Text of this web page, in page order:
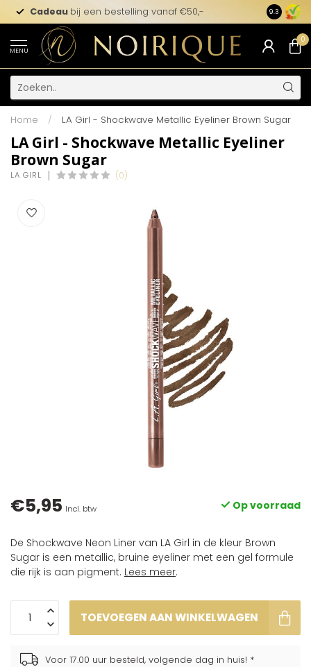
Cadeau bij een bestelling vanaf €50,- 9.3
MENU
0
Home / LA Girl - Shockwave Metallic Eyeliner Brown Sugar
LA Girl - Shockwave Metallic Eyeliner
Brown Sugar
LA GIRL (0)
€5,95 Incl. btw Op voorraad
De Shockwave Neon Liner van LA Girl in de kleur Brown
Sugar is een metallic, bruine eyeliner met een gel formule
die rijk is aan pigment. Lees meer.
TOEVOEGEN AAN WINKELWAGEN
Voor 17.00 uur besteld, volgende dag in huis! *